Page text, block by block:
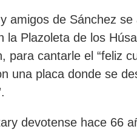
amigos de Sánchez
la Plazoleta de los
para cantarle el “feliz
una placa donde se
devotense hace 66